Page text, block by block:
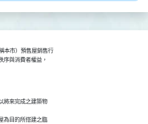
本市）預售屋銷售行
序與消費者權益，
將來完成之建築物
為目的所搭建之臨